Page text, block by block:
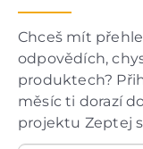
Chceš mít
odpovědích,
produktech?
měsíc ti dorazí
projektu Zeptej